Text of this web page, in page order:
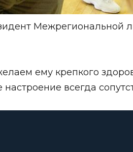
Межрегиональной
ему крепкого
всегда